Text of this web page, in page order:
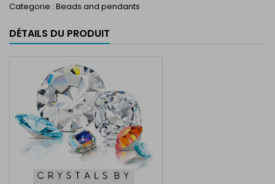
Categorie : Beads and pendants
DÉTAILS DU PRODUIT